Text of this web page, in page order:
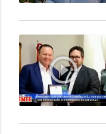
play_circle_outline